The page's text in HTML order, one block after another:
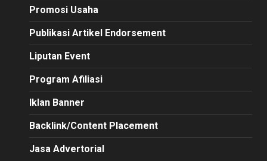
Promosi Usaha
Publikasi Artikel Endorsement
Liputan Event
Program Afiliasi
Iklan Banner
Backlink/Content Placement
Jasa Advertorial